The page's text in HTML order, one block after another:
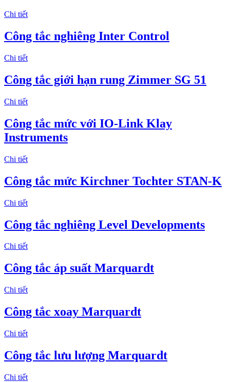
Chi tiết
Công tắc nghiêng Inter Control
Chi tiết
Công tắc giới hạn rung Zimmer SG 51
Chi tiết
Công tắc mức với IO-Link Klay
Instruments
Chi tiết
Công tắc mức Kirchner Tochter STAN-K
Chi tiết
Công tắc nghiêng Level Developments
Chi tiết
Công tắc áp suất Marquardt
Chi tiết
Công tắc xoay Marquardt
Chi tiết
Công tắc lưu lượng Marquardt
Chi tiết